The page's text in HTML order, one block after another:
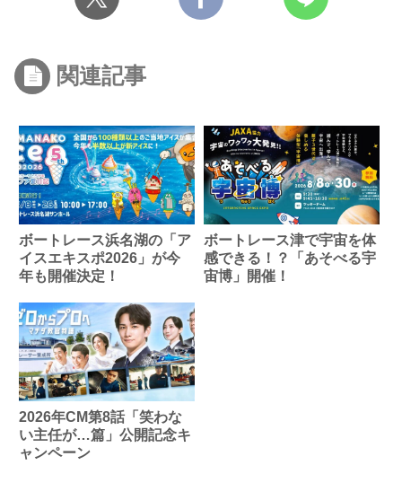
関連記事
ボートレース浜名湖の「ア
イスエキスポ2026」が今
年も開催決定！
ボートレース津で宇宙を体
感できる！？「あそべる宇
宙博」開催！
2026年CM第8話「笑わな
い主任が…篇」公開記念キ
ャンペーン